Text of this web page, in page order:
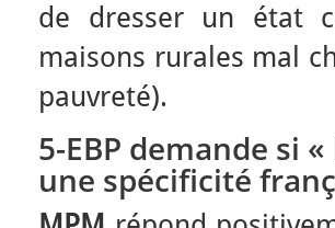
de dresser un état
maisons rurales mal
pauvreté).
5-EBP demande si
une spécificité